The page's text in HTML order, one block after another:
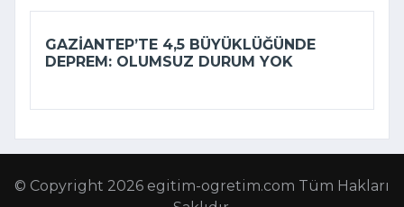
GAZIANTEP’TE 4,5 BÜYÜKLÜĞÜNDE
DEPREM: OLUMSUZ DURUM YOK
© Copyright 2026 egitim-ogretim.com Tüm Hakları